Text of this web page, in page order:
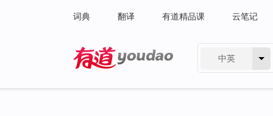
词典 翻译 有道精品课 云笔记
中英